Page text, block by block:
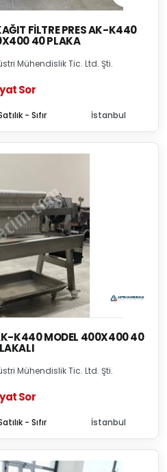
FILTRE PRES AK-K440
40 PLAKA
Mühendislik Tic. Ltd. Şti.
Sor
- Sıfır İstanbul
K440 MODEL 400X400 40
Mühendislik Tic. Ltd. Şti.
Sor
- Sıfır İstanbul